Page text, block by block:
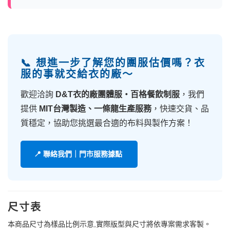
📞 想進一步了解您的團服估價嗎？衣
服的事就交給衣的廠～
歡迎洽詢 D&T衣的廠團體服・百格餐飲制服 ，我們
提供 MIT台灣製造、一條龍生產服務，快速交貨、品
質穩定，協助您挑選最合適的布料與製作方案！
📍 聯絡我們｜門市服務據點
尺寸表
本商品尺寸為樣品比例示意,實際版型與尺寸將依專案需求客製。